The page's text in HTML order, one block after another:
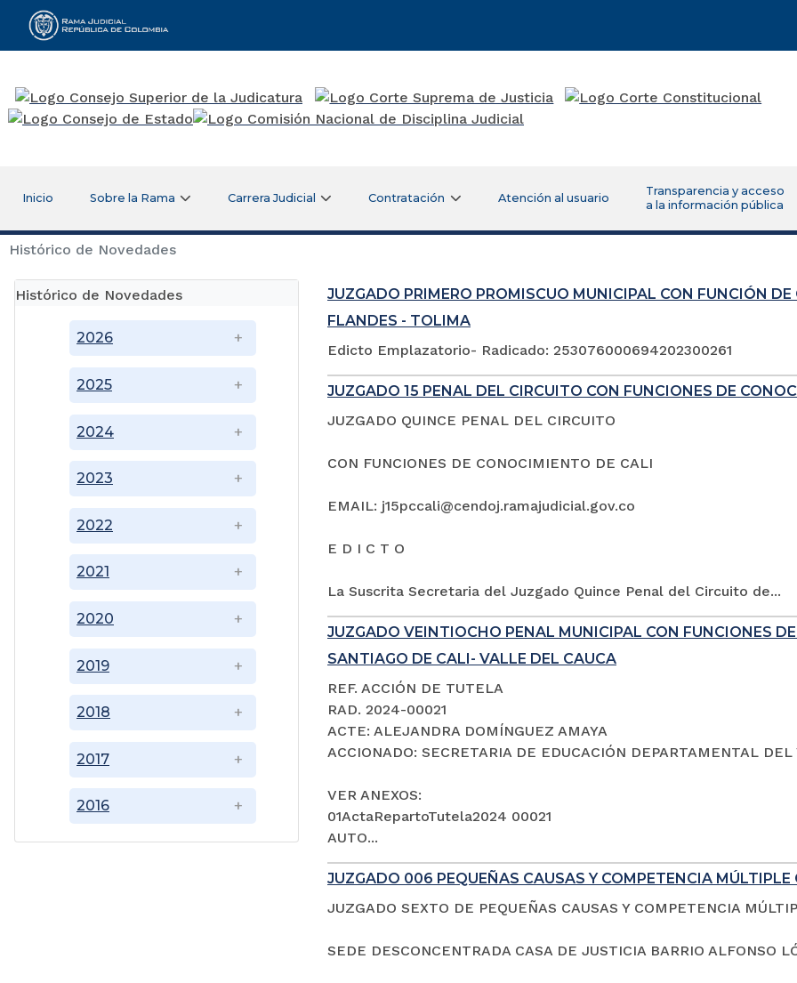
Rama Judicial
Inicio Sobre la Rama Carrera Judicial Contratación Atención al usuario
Transparencia y acceso
a la información pública
Histórico de Novedades
Histórico de Novedades
2016
2017
2018
2019
2020
2021
2022
2023
2024
2025
2026
JUZGADO PRIMERO PROMISCUO MUNICIPAL CON FUNCIÓN
FLANDES - TOLIMA
Edicto Emplazatorio- Radicado: 253076000694202300261
JUZGADO 15 PENAL DEL CIRCUITO CON FUNCIONES DE
JUZGADO QUINCE PENAL DEL CIRCUITO
CON FUNCIONES DE CONOCIMIENTO DE CALI
EMAIL: j15pccali@cendoj.ramajudicial.gov.co
E D I C T O
La Suscrita Secretaria del Juzgado Quince Penal del Circuito de...
JUZGADO VEINTIOCHO PENAL MUNICIPAL CON FUNCIONES
SANTIAGO DE CALI- VALLE DEL CAUCA
REF. ACCIÓN DE TUTELA
RAD. 2024-00021
ACTE: ALEJANDRA DOMÍNGUEZ AMAYA
ACCIONADO: SECRETARIA DE EDUCACIÓN DEPARTAMENTAL
VER ANEXOS:
01ActaRepartoTutela2024 00021
AUTO...
JUZGADO 006 PEQUEÑAS CAUSAS Y COMPETENCIA MÚLTIPLE
JUZGADO SEXTO DE PEQUEÑAS CAUSAS Y COMPETENCIA
SEDE DESCONCENTRADA CASA DE JUSTICIA BARRIO ALFONSO